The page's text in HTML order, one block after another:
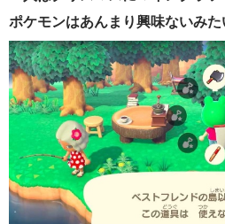
ポケモンはあんまり興味ないみた